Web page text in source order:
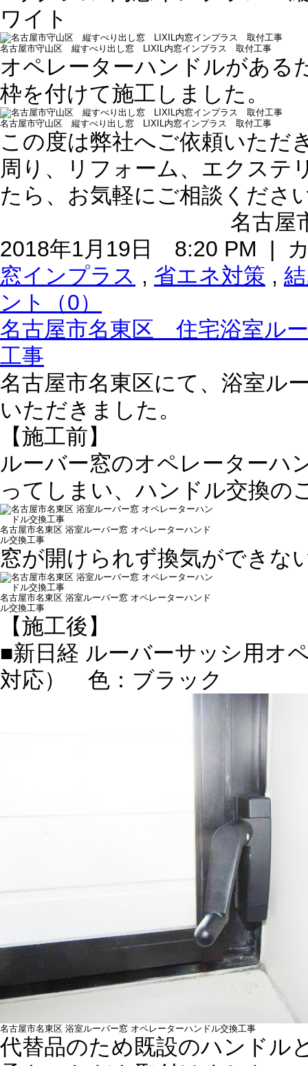
ワイト
名古屋市守山区 縦すべり出し窓 LIXIL内窓インプラス 取付工事
オペレーターハンドルがある
枠を付けて施工しました。
名古屋市守山区 縦すべり出し窓 LIXIL内窓インプラス 取付工事
この度は弊社へご依頼いただ
周り、リフォーム、エクステ
たら、お気軽にご相談くださ
名古屋
2018年1月19日 8:20 PM |
窓インプラス , 省エネ対策 ,
ント（0）
名古屋市名東区 住宅浴室ル
工事
名古屋市名東区にて、浴室ル
いただきました。
【施工前】
ルーバー窓のオペレーターハ
ってしまい、ハンドル交換の
名古屋市名東区 浴室ルーバー窓 オペレーターハンド
ル交換工事
窓が開けられず換気ができな
名古屋市名東区 浴室ルーバー窓 オペレーターハンド
ル交換工事
【施工後】
■新日経 ルーバーサッシ用オ
対応） 色：ブラック
名古屋市名東区 浴室ルーバー窓 オペレーターハンドル交換工事
代替品のため既設のハンドル